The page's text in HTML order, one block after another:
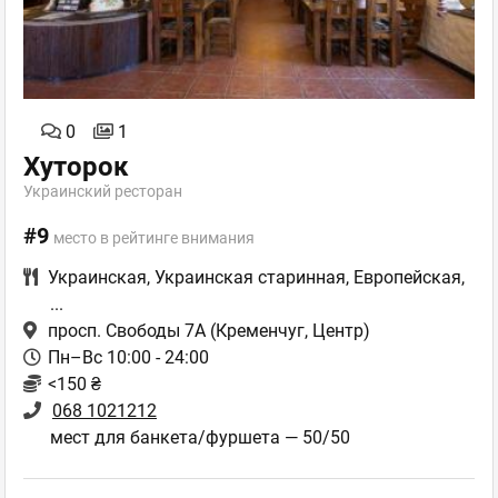
0 1
Хуторок
Украинский ресторан
#9 место в рейтинге внимания
Украинская, Украинская старинная, Европейская,
...
просп. Свободы 7А (Кременчуг, Центр)
Пн–Вс 10:00 - 24:00
<150 ₴
068 1021212
мест для банкета/фуршета — 50/50